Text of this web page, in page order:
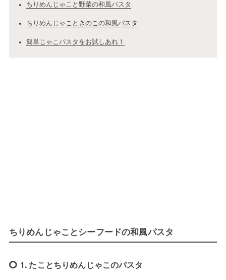
ちりめんじゃこと野菜の和風パスタ
ちりめんじゃこときのこの和風パスタ
簡単じゃこパスタをお試しあれ！
ちりめんじゃことシーフードの和風パスタ
1. たことちりめんじゃこのパスタ